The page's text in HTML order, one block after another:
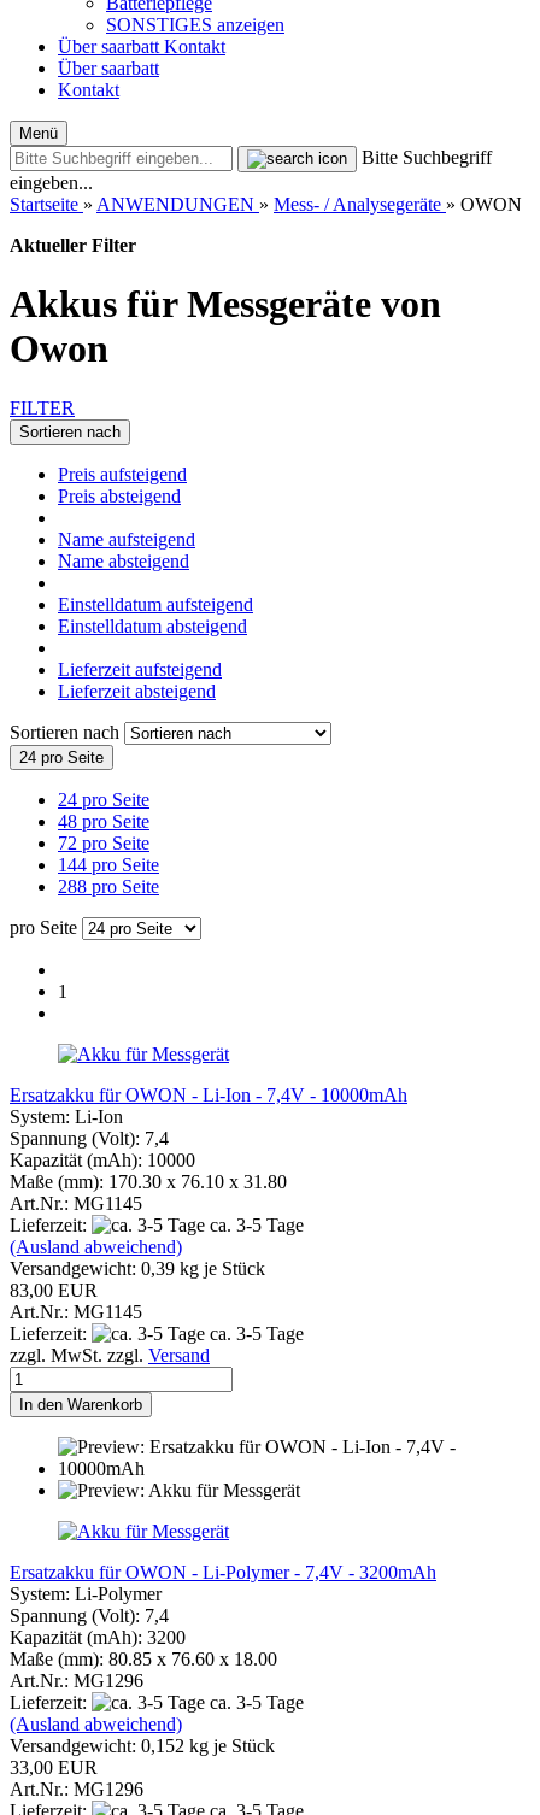
SONSTIGES anzeigen
Über saarbatt Kontakt
Über saarbatt
Kontakt
Menü
Bitte Suchbegriff
eingeben...
Startseite » ANWENDUNGEN » Mess- / Analysegeräte » OWON
Aktueller Filter
Akkus für Messgeräte von
Owon
FILTER
Sortieren nach
Preis aufsteigend
Preis absteigend
Name aufsteigend
Name absteigend
Einstelldatum aufsteigend
Einstelldatum absteigend
Lieferzeit aufsteigend
Lieferzeit absteigend
Sortieren nach
24 pro Seite
24 pro Seite
48 pro Seite
72 pro Seite
144 pro Seite
288 pro Seite
pro Seite
1
Ersatzakku für OWON - Li-Ion - 7,4V - 10000mAh
System: Li-Ion
Spannung (Volt): 7,4
Kapazität (mAh): 10000
Maße (mm): 170.30 x 76.10 x 31.80
Art.Nr.: MG1145
Lieferzeit:
ca. 3-5 Tage
(Ausland abweichend)
Versandgewicht: 0,39 kg je Stück
83,00 EUR
Art.Nr.: MG1145
Lieferzeit:
ca. 3-5 Tage
zzgl. MwSt. zzgl. Versand
In den Warenkorb
Ersatzakku für OWON - Li-Polymer - 7,4V - 3200mAh
System: Li-Polymer
Spannung (Volt): 7,4
Kapazität (mAh): 3200
Maße (mm): 80.85 x 76.60 x 18.00
Art.Nr.: MG1296
Lieferzeit:
ca. 3-5 Tage
(Ausland abweichend)
Versandgewicht: 0,152 kg je Stück
33,00 EUR
Art.Nr.: MG1296
Lieferzeit:
ca. 3-5 Tage